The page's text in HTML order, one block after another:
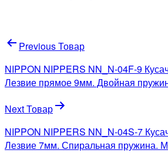
Навигация
по
записям
Previous Товар
NIPPON NIPPERS NN_N-04F-9
Лезвие прямое 9мм. Двойная
Next Товар
NIPPON NIPPERS NN_N-04S-7
Лезвие 7мм. Спиральная пружина.